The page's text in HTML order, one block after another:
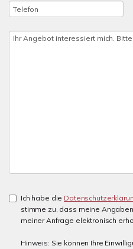
Ich habe die
stimme zu, dass meine
meiner Anfrage elektronisch
Hinweis: Sie können Ihre